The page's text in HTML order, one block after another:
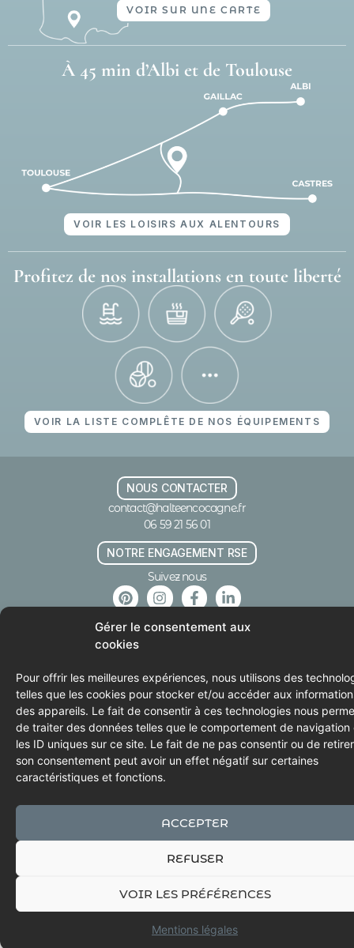
Gérer le consentement aux
cookies
Pour offrir les meilleures expériences, nous utilisons des
telles que les cookies pour stocker et/ou accéder aux
des appareils. Le fait de consentir à ces technologies nous
de traiter des données telles que le comportement de navigation
les ID uniques sur ce site. Le fait de ne pas consentir ou de retirer
son consentement peut avoir un effet négatif sur certaines
caractéristiques et fonctions.
ACCEPTER
REFUSER
VOIR LES PRÉFÉRENCES
Mentions légales
VOIR SUR UNE CARTE
À 45 min d’Albi et de Toulouse
VOIR LES LOISIRS AUX ALENTOURS
Profitez de nos installations en toute liberté
VOIR LA LISTE COMPLÊTE DE NOS ÉQUIPEMENTS
NOUS CONTACTER
contact@halteencocagne.fr
06 59 21 56 01
NOTRE ENGAGEMENT RSE
Suivez nous
© 2025 Halte en Cocagne – Tous droits réservés (textes et images)
Mentions légales&CGV